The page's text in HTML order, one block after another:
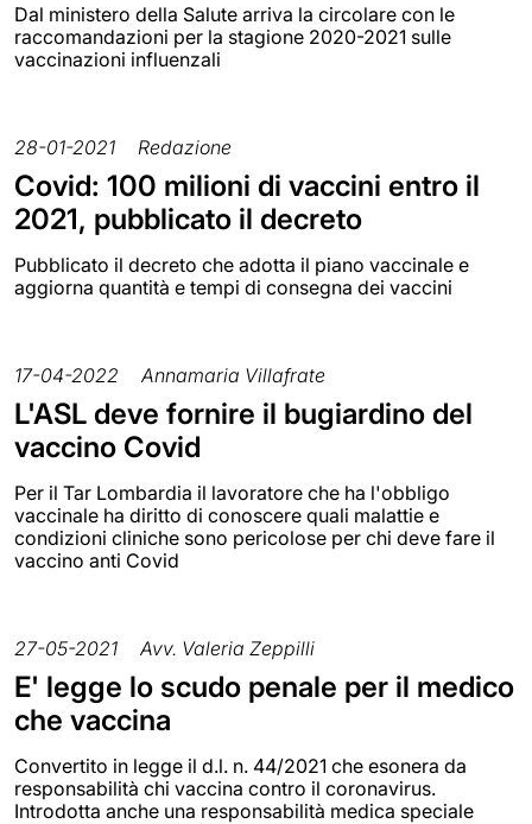
Dal ministero della Salute arriva la circolare con le
raccomandazioni per la stagione 2020-2021 sulle
vaccinazioni influenzali
28-01-2021 Redazione
Covid: 100 milioni di vaccini entro il
2021, pubblicato il decreto
Pubblicato il decreto che adotta il piano vaccinale e
aggiorna quantità e tempi di consegna dei vaccini
17-04-2022 Annamaria Villafrate
L'ASL deve fornire il bugiardino del
vaccino Covid
Per il Tar Lombardia il lavoratore che ha l'obbligo
vaccinale ha diritto di conoscere quali malattie e
condizioni cliniche sono pericolose per chi deve fare il
vaccino anti Covid
27-05-2021 Avv. Valeria Zeppilli
E' legge lo scudo penale per il medico
che vaccina
Convertito in legge il d.l. n. 44/2021 che esonera da
responsabilità chi vaccina contro il coronavirus.
Introdotta anche una responsabilità medica speciale